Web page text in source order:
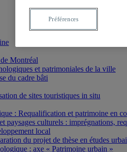
Montréal
et patrimoniales de la ville
du cadre bâti
de sites touristiques in situ
: Requalification et patrimoine en
paysages culturels : imprégnations,
local
du projet de thèse en études
: axe « Patrimoine urbain »
Préférences